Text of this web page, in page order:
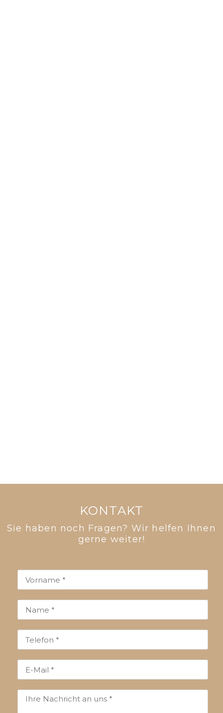
KONTAKT
Sie haben noch Fragen? Wir helfen Ihnen
gerne weiter!​